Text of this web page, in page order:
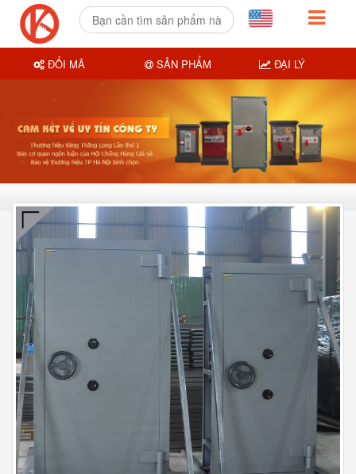
ĐỔI MÃ SẢN PHẨM ĐẠI LÝ